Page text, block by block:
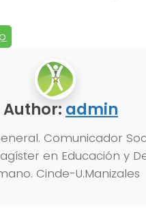
Author: admin
Comunicador
en Educación y
Cinde-U.Manizales